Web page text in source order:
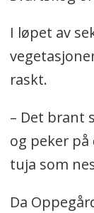
I løpet av
raskt.
– Det brant
og peker
tuja som
Da